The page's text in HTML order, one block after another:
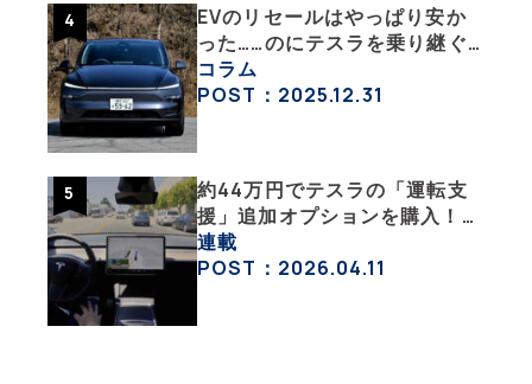
EVのリセールはやっぱり安か
った……のにテスラを乗り継ぐ
ってどういうこと？ 【テスラ
沼にはまった大学教授のEV生
コラム
POST：2025.12.31
約44万円でテスラの「運転支
援」追加オプションを購入！
果たして価格以上の効果はあっ
たのか？【テスラ沼にはまった
連載
POST：2026.04.11